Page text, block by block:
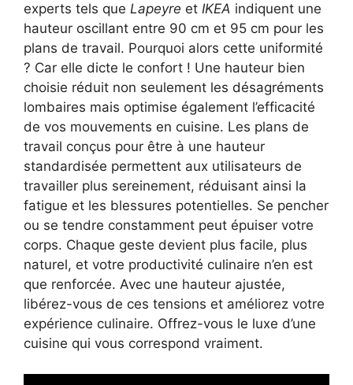
experts tels que Lapeyre et IKEA indiquent une
hauteur oscillant entre 90 cm et 95 cm pour les
plans de travail. Pourquoi alors cette uniformité
? Car elle dicte le confort ! Une hauteur bien
choisie réduit non seulement les désagréments
lombaires mais optimise également l’efficacité
de vos mouvements en cuisine. Les plans de
travail conçus pour être à une hauteur
standardisée permettent aux utilisateurs de
travailler plus sereinement, réduisant ainsi la
fatigue et les blessures potentielles. Se pencher
ou se tendre constamment peut épuiser votre
corps. Chaque geste devient plus facile, plus
naturel, et votre productivité culinaire n’en est
que renforcée. Avec une hauteur ajustée,
libérez-vous de ces tensions et améliorez votre
expérience culinaire. Offrez-vous le luxe d’une
cuisine qui vous correspond vraiment.